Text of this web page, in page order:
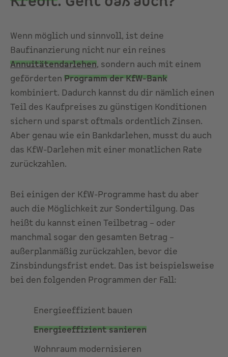
Wenn möglich und sinnvoll, ist deine
Baufinanzierung nicht nur ein reines
Annuitätendarlehen, sondern auch mit einem
geförderten Programm der KfW-Bank
kombiniert. Dadurch kannst du dir nämlich einen
Teil des Kaufpreises zu günstigen Konditionen
sichern und sparst oftmals ordentlich Zinsen.
Aber genau wie ein Bankdarlehen, musst du auch
das KfW-Darlehen mit einer monatlichen Rate
zurückzahlen.
Bei einigen der KfW-Programme hast du aber
auch die Möglichkeit zur Sondertilgung. Das
heißt du kannst einen Teilbetrag – oder
manchmal sogar den gesamten Betrag –
außerplanmäßig zurückzahlen, bevor die
Zinsbindungsfrist endet. Das ist beispielsweise
bei den folgenden Programmen der Fall:
Energieeffizient bauen
Energieeffizient sanieren
Wohnraum modernisieren